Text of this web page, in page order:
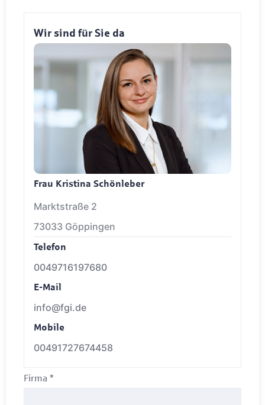
Wir sind für Sie da
Frau Kristina Schönleber
Marktstraße 2
73033 Göppingen
Telefon
0049716197680
E-Mail
info@fgi.de
Mobile
00491727674458
Firma *